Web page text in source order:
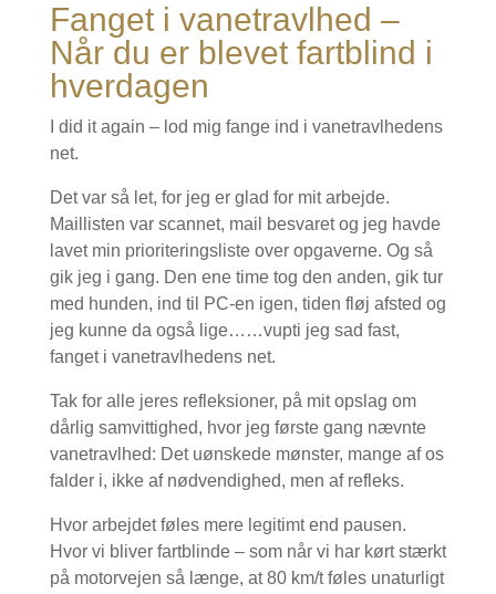
Fanget i vanetravlhed –
Når du er blevet fartblind i
hverdagen
I did it again – lod mig fange ind i vanetravlhedens
net.
Det var så let, for jeg er glad for mit arbejde.
Maillisten var scannet, mail besvaret og jeg havde
lavet min prioriteringsliste over opgaverne. Og så
gik jeg i gang. Den ene time tog den anden, gik tur
med hunden, ind til PC-en igen, tiden fløj afsted og
jeg kunne da også lige……vupti jeg sad fast,
fanget i vanetravlhedens net.
Tak for alle jeres refleksioner, på mit opslag om
dårlig samvittighed, hvor jeg første gang nævnte
vanetravlhed: Det uønskede mønster, mange af os
falder i, ikke af nødvendighed, men af refleks.
Hvor arbejdet føles mere legitimt end pausen.
Hvor vi bliver fartblinde – som når vi har kørt stærkt
på motorvejen så længe, at 80 km/t føles unaturligt